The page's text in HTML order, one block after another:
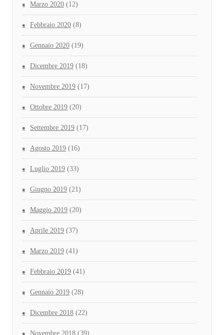
Marzo 2020 (12)
Febbraio 2020 (8)
Gennaio 2020 (19)
Dicembre 2019 (18)
Novembre 2019 (17)
Ottobre 2019 (20)
Settembre 2019 (17)
Agosto 2019 (16)
Luglio 2019 (33)
Giugno 2019 (21)
Maggio 2019 (20)
Aprile 2019 (37)
Marzo 2019 (41)
Febbraio 2019 (41)
Gennaio 2019 (28)
Dicembre 2018 (22)
Novembre 2018 (39)